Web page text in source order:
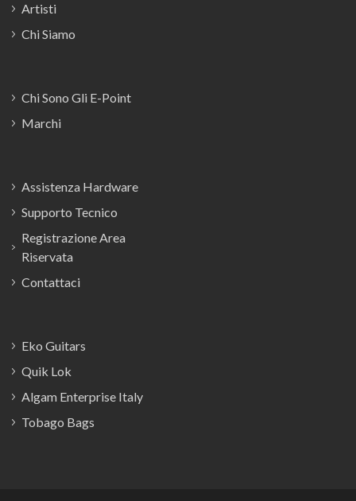
Artisti
Chi Siamo
Chi Sono Gli E-Point
Marchi
Assistenza Hardware
Supporto Tecnico
Registrazione Area
Riservata
Contattaci
Eko Guitars
Quik Lok
Algam Enterprise Italy
Tobago Bags